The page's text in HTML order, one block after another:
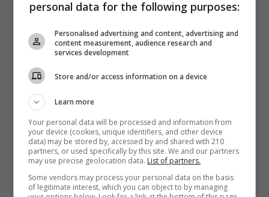
VIDEOS
ΔΙΑΦΟΡΑ
0:42
Πώς διαβάζω
personal data for the following purposes:
Personalised advertising and content, advertising and
content measurement, audience research and
services development
Store and/or access information on a device
Learn more
Your personal data will be processed and information from
your device (cookies, unique identifiers, and other device
data) may be stored by, accessed by and shared with 210
partners, or used specifically by this site. We and our partners
may use precise geolocation data. List of partners.
Some vendors may process your personal data on the basis
of legitimate interest, which you can object to by managing